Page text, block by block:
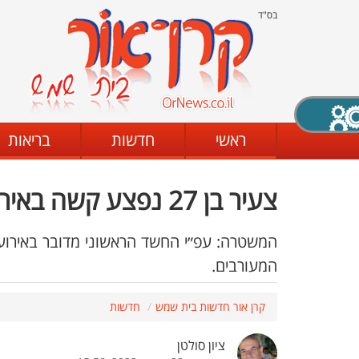
בס"ד
ראשי חדשות בריאות
צעיר בן 27 נפצע קשה באירוע ברח' הרב מבריסק בעיר
המשטרה: עפ״י החשד הראשוני מדובר
המעורבים.
קרן אור חדשות בית שמש חדשות
ציון סולטן
X סגירה
מצב שחור - לבן קביעת ניגודיות